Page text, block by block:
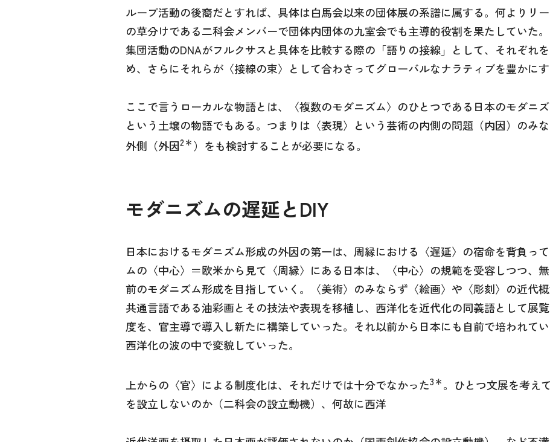
ループ活動の後裔だとすれば、具体は白馬会以来の団体展の系譜に属する。何よりリ
の草分けである二科会メンバーで団体内団体の九室会でも主導的役割を果たしていた
集団活動のDNAがフルクサスと具体を比較する際の「語りの接線」として、それぞれ
め、さらにそれらが〈接線の束〉として合わさってグローバルなナラティブを豊かにす
ここで言うローカルな物語とは、〈複数のモダニズム〉のひとつである日本のモダニ
という土壌の物語でもある。つまりは〈表現〉という芸術の内側の問題（内因）のみ
外側（外因2＊）をも検討することが必要になる。
モダニズムの遅延とDIY
日本におけるモダニズム形成の外因の第一は、周縁における〈遅延〉の宿命を背負っ
ムの〈中心〉＝欧米から見て〈周縁〉にある日本は、〈中心〉の規範を受容しつつ、
前のモダニズム形成を目指していく。〈美術〉のみならず〈絵画〉や〈彫刻〉の近代
共通言語である油彩画とその技法や表現を移植し、西洋化を近代化の同義語として展
度を、官主導で導入し新たに構築していった。それ以前から日本にも自前で培われて
西洋化の波の中で変貌していった。
上からの〈官〉による制度化は、それだけでは十分でなかった3＊。ひとつ文展を考え
を設立しないのか（二科会の設立動機）、何故に西洋